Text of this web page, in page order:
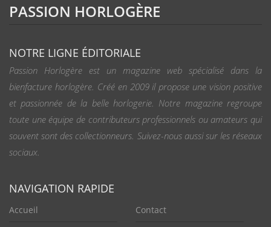
PASSION HORLOGÈRE
NOTRE LIGNE ÉDITORIALE
Passion Horlogère est un magazine web spécialisé dans la
bienfacture horlogère. Créé en 2009 il propose une vision positive
et passionnée de la belle horlogerie. Notre magazine regroupe
toute une équipe de contributeurs professionnels ou amateurs qui
souvent sont des collectionneurs. Suivez-nous aussi sur les réseaux
sociaux.
NAVIGATION RAPIDE
Accueil Contact